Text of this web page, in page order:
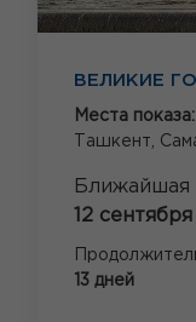
ВЕЛИКИЕ
Места показа:
Ташкент,
Ближайшая
12
13 дней